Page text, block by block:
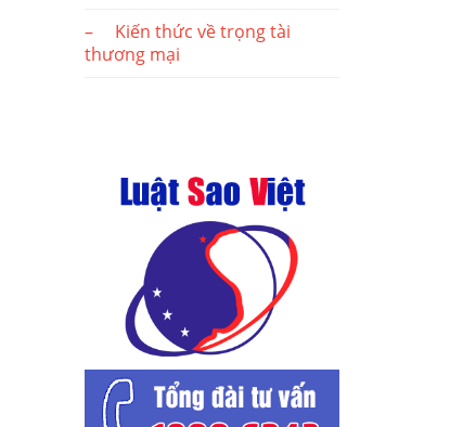
– Kiến thức về trọng tài
thương mại